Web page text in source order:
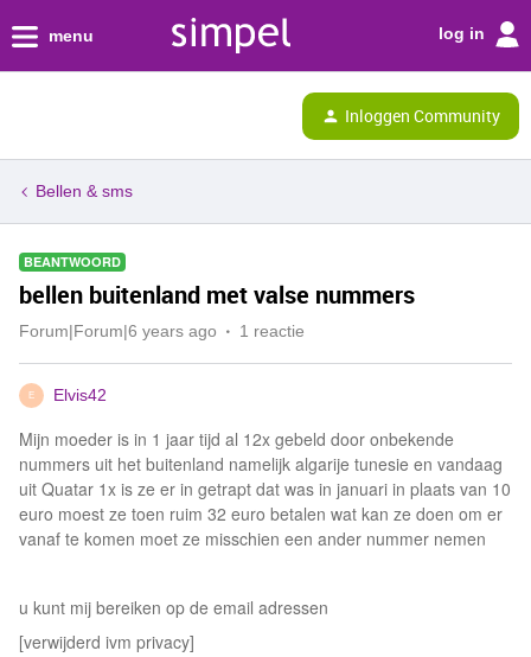
menu log in
Inloggen Community
Bellen & sms
BEANTWOORD
bellen buitenland met valse nummers
Forum|Forum|6 years ago 1 reactie
E Elvis42
Mijn moeder is in 1 jaar tijd al 12x gebeld door onbekende
nummers uit het buitenland namelijk algarije tunesie en vandaag
uit Quatar 1x is ze er in getrapt dat was in januari in plaats van 10
euro moest ze toen ruim 32 euro betalen wat kan ze doen om er
vanaf te komen moet ze misschien een ander nummer nemen
u kunt mij bereiken op de email adressen
[verwijderd ivm privacy]